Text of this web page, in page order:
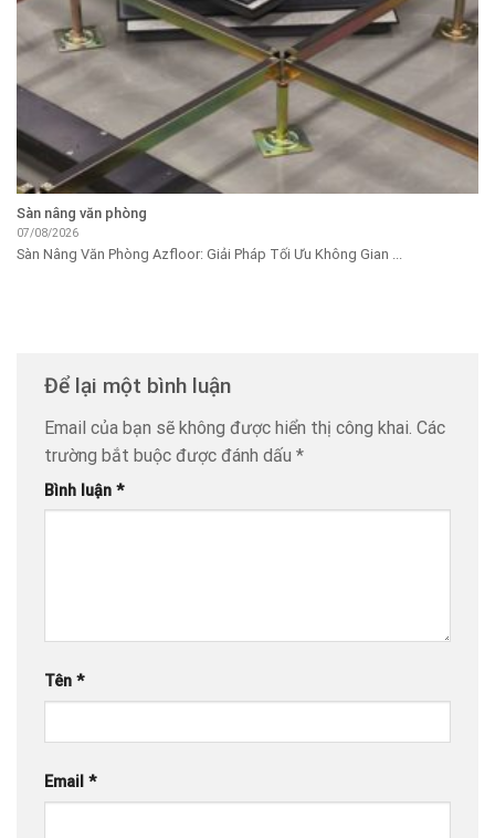
Sàn nâng văn phòng
07/08/2026
Sàn Nâng Văn Phòng Azfloor: Giải Pháp Tối Ưu Không Gian ...
Để lại một bình luận
Email của bạn sẽ không được hiển thị công khai. Các
trường bắt buộc được đánh dấu *
Bình luận *
Tên *
Email *